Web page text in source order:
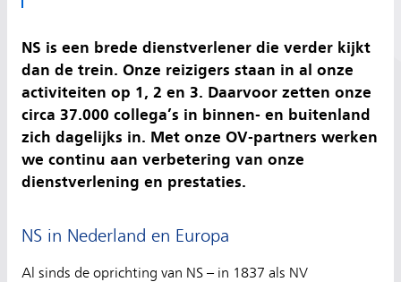
NS is een brede dienstverlener die verder kijkt
dan de trein. Onze reizigers staan in al onze
activiteiten op 1, 2 en 3. Daarvoor zetten onze
circa 37.000 collega’s in binnen- en buitenland
zich dagelijks in. Met onze OV-partners werken
we continu aan verbetering van onze
dienstverlening en prestaties.
NS in Nederland en Europa
Al sinds de oprichting van NS – in 1837 als NV